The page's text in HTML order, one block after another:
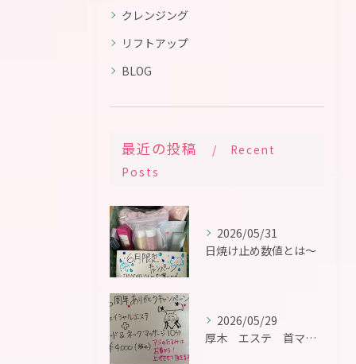
クレンジング
リフトアップ
BLOG
最近の投稿
Recent
Posts
2026/05/31
日焼け止め数値とは〜
2026/05/29
厚木 エステ 首マッサージ